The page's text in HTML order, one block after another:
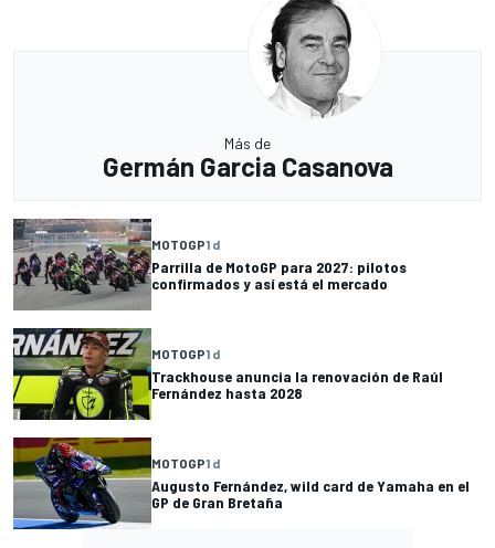
Más de
Germán Garcia Casanova
MOTOGP1 d
Parrilla de MotoGP para 2027: pilotos
confirmados y así está el mercado
MOTOGP1 d
Trackhouse anuncia la renovación de Raúl
Fernández hasta 2028
MOTOGP1 d
Augusto Fernández, wild card de Yamaha en el
GP de Gran Bretaña